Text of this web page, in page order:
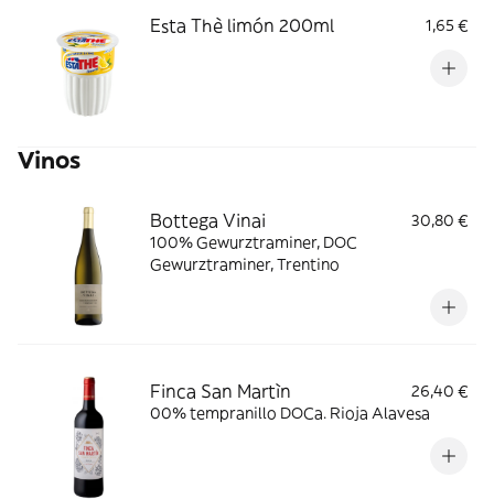
Esta Thè limón 200ml 1,65 €
Vinos
Bottega Vinai
30,80 €
100% Gewurztraminer, DOC
Gewurztraminer, Trentino
Finca San Martìn
26,40 €
00% tempranillo DOCa. Rioja Alavesa